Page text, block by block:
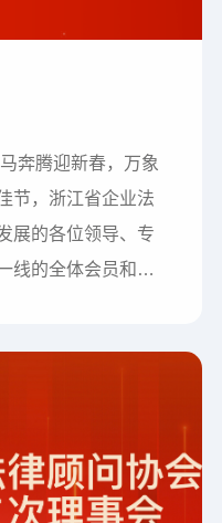
奔腾迎新春，万象
节，浙江省企业法
展的各位领导、专
线的全体会员和法